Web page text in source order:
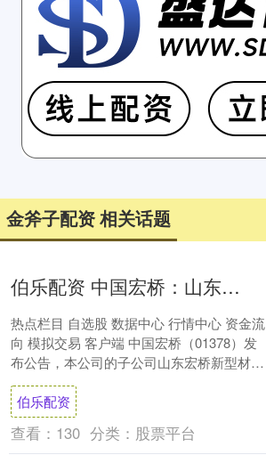
金斧子配资 相关话题
伯乐配资 中国宏桥：山东宏桥中期归母净利润12467亿元 同比增加2749%
热点栏目 自选股 数据中心 行情中心 资金流
向 模拟交易 客户端 中国宏桥（01378）发
布公告，本公司的子公司山东宏桥新型材料
有限公司（山东宏桥）于2025年....
伯乐配资
查看： 130 分类： 股票平台